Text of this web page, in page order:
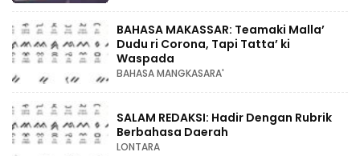
BAHASA MAKASSAR: Teamaki Malla’
Dudu ri Corona, Tapi Tatta’ ki
Waspada
BAHASA MANGKASARA'
SALAM REDAKSI: Hadir Dengan Rubrik
Berbahasa Daerah
LONTARA